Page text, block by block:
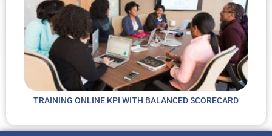
TRAINING ONLINE KPI WITH BALANCED SCORECARD